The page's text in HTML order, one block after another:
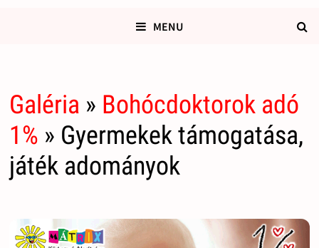
MENU
Galéria » Bohócdoktorok adó
1% » Gyermekek támogatása,
játék adományok